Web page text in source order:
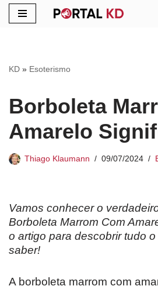
conteúdo
KD » Esoterismo
Borboleta
Amarelo
Thiago Klaumann 09/07/2024
Vamos conhecer o
Borboleta Marrom Com
o artigo para descobrir tudo
saber!
A borboleta marrom com